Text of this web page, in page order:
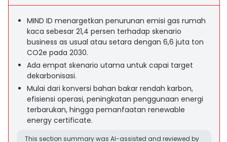
MIND ID menargetkan penurunan emisi gas rumah
kaca sebesar 21,4 persen terhadap skenario
business as usual atau setara dengan 6,6 juta ton
CO2e pada 2030.
Ada empat skenario utama untuk capai target
dekarbonisasi.
Mulai dari konversi bahan bakar rendah karbon,
efisiensi operasi, peningkatan penggunaan energi
terbarukan, hingga pemanfaatan renewable
energy certificate.
This section summary was AI-assisted and reviewed by